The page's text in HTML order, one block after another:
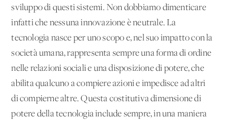
sviluppo di questi sistemi. Non dobbiamo dimenticare
infatti che nessuna innovazione è neutrale. La
tecnologia nasce per uno scopo e, nel suo impatto con la
società umana, rappresenta sempre una forma di ordine
nelle relazioni sociali e una disposizione di potere, che
abilita qualcuno a compiere azioni e impedisce ad altri
di compierne altre. Questa costitutiva dimensione di
potere della tecnologia include sempre, in una maniera